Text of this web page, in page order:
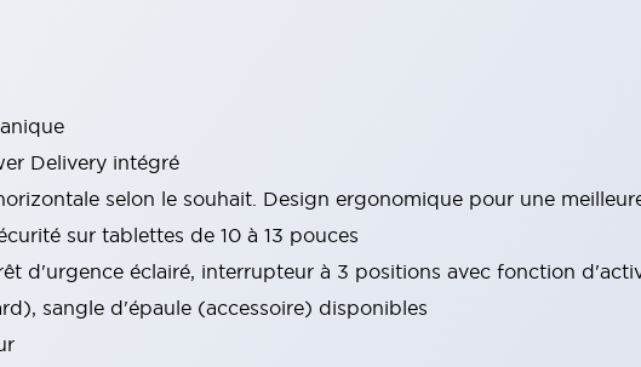
Delivery intégré
selon le souhait. Design ergonomique pour une
sur tablettes de 10 à 13 pouces
d'urgence éclairé, interrupteur à 3 positions avec fonction
sangle d'épaule (accessoire) disponibles